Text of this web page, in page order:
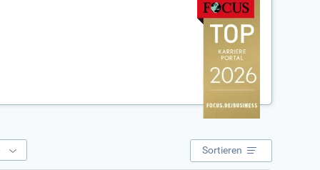
Sortieren